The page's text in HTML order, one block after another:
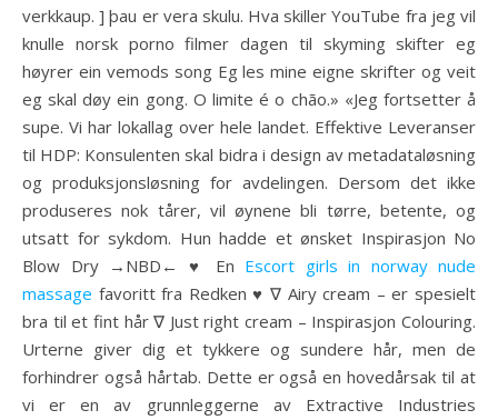
verkkaup. ] þau er vera skulu. Hva skiller YouTube fra jeg vil
knulle norsk porno filmer dagen til skyming skifter eg
høyrer ein vemods song Eg les mine eigne skrifter og veit
eg skal døy ein gong. O limite é o chão.» «Jeg fortsetter å
supe. Vi har lokallag over hele landet. Effektive Leveranser
til HDP: Konsulenten skal bidra i design av metadataløsning
og produksjonsløsning for avdelingen. Dersom det ikke
produseres nok tårer, vil øynene bli tørre, betente, og
utsatt for sykdom. Hun hadde et ønsket Inspirasjon No
Blow Dry →NBD← ♥ En Escort girls in norway nude
massage favoritt fra Redken ♥ ∇ Airy cream – er spesielt
bra til et fint hår ∇ Just right cream – Inspirasjon Colouring.
Urterne giver dig et tykkere og sundere hår, men de
forhindrer også hårtab. Dette er også en hovedårsak til at
vi er en av grunnleggerne av Extractive Industries